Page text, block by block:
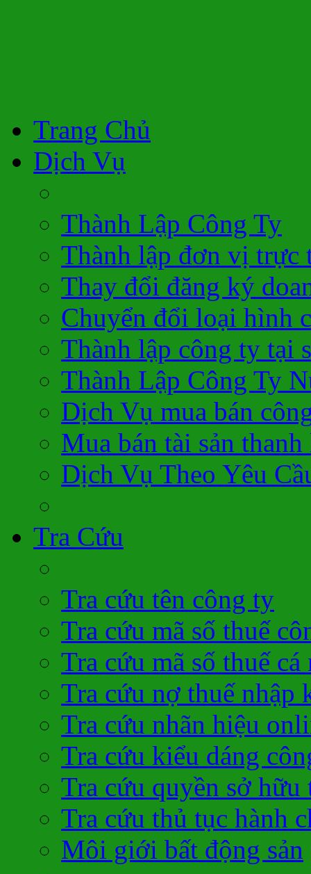
Trang Chủ
Dịch Vụ
Thành Lập Công Ty
Thành lập đơn vị trực
Thay đổi đăng ký
Chuyển đổi loại hình
Thành lập công ty tại
Thành Lập Công Ty
Dịch Vụ mua bán
Mua bán tài sản
Dịch Vụ Theo Yêu
Tra Cứu
Tra cứu tên công ty
Tra cứu mã số thuế
Tra cứu mã số thuế cá
Tra cứu nợ thuế nhập
Tra cứu nhãn hiệu
Tra cứu kiểu dáng
Tra cứu quyền sở hữu
Tra cứu thủ tục hành
Môi giới bất động sản